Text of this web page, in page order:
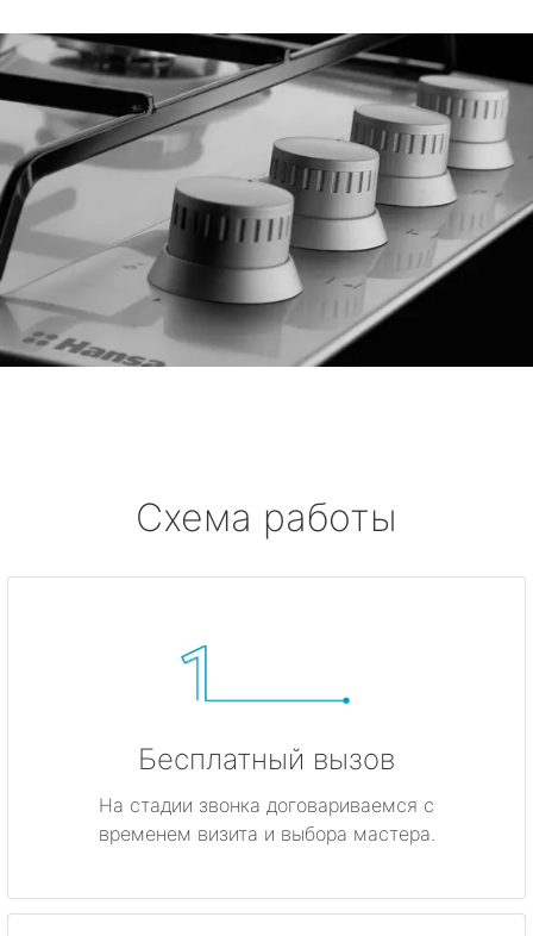
Схема работы
Бесплатный вызов
На стадии звонка договариваемся с
временем визита и выбора мастера.